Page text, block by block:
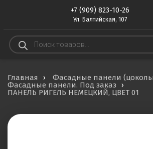
+7 (909) 823-10-26
Ул. Балтийская, 107
Поиск
товаров
Главная
Фасадные панели
Фасадные панели. Под заказ
ПАНЕЛЬ РИГЕЛЬ НЕМЕЦКИЙ, ЦВЕТ 01